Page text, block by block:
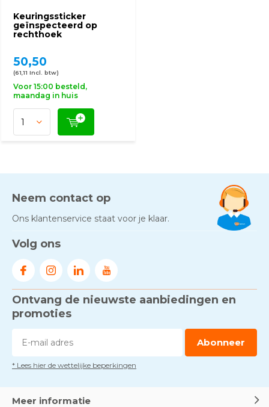
Keuringssticker
geïnspecteerd op
rechthoek
50,50
(61,11 Incl. btw)
Voor 15:00 besteld,
maandag in huis
Neem contact op
Ons klantenservice staat voor je klaar.
Volg ons
Ontvang de nieuwste aanbiedingen en
promoties
Abonneer
* Lees hier de wettelijke beperkingen
Meer informatie